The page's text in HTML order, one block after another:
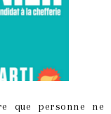
que personne ne